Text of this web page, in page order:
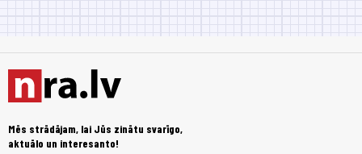
Mēs strādājam, lai Jūs zinātu svarīgo,
aktuālo un interesanto!